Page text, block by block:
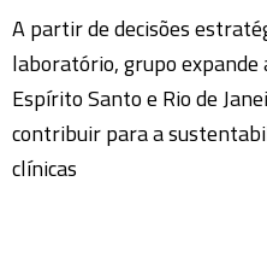
A partir de decisões
laboratório, grupo expande
Espírito Santo e Rio de
contribuir para a
clínicas